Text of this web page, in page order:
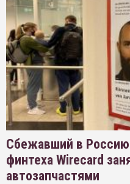
Сбежавший в Россию
финтеха Wirecard
автозапчастями